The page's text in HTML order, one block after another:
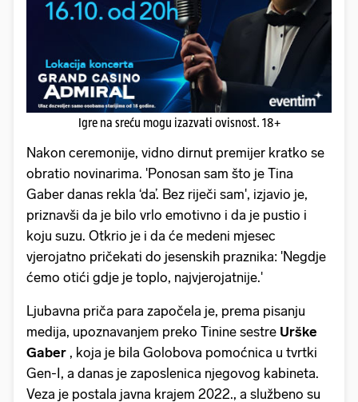
Igre na sreću mogu izazvati ovisnost. 18+
Nakon ceremonije, vidno dirnut premijer kratko se
obratio novinarima. 'Ponosan sam što je Tina
Gaber danas rekla ‘da’. Bez riječi sam', izjavio je,
priznavši da je bilo vrlo emotivno i da je pustio i
koju suzu. Otkrio je i da će medeni mjesec
vjerojatno pričekati do jesenskih praznika: 'Negdje
ćemo otići gdje je toplo, najvjerojatnije.'
Ljubavna priča para započela je, prema pisanju
medija, upoznavanjem preko Tinine sestre Urške
Gaber , koja je bila Golobova pomoćnica u tvrtki
Gen-I, a danas je zaposlenica njegovog kabineta.
Veza je postala javna krajem 2022., a službeno su